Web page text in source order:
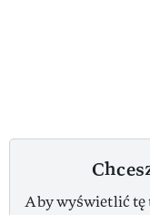
Aby wyświetlić tę